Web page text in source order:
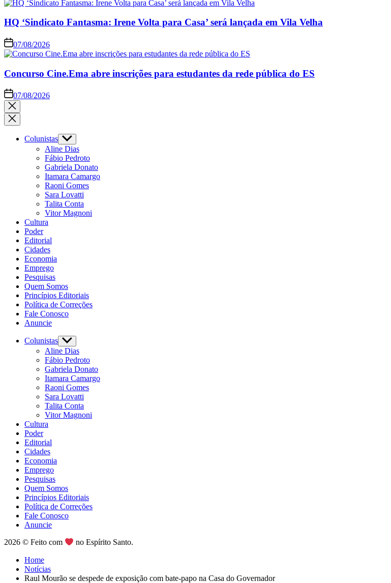
HQ ‘Sindicato Fantasma: Irene Volta para Casa’ será lançada em Vila Velha
07/08/2026
Concurso Cine.Ema abre inscrições para estudantes da rede pública do ES
07/08/2026
Colunistas
Aline Dias
Fábio Pedroto
Gabriela Donato
Itamara Camargo
Raoni Gomes
Sara Lovatti
Talita Conta
Vitor Magnoni
Cultura
Poder
Editorial
Cidades
Economia
Emprego
Pesquisas
Quem Somos
Princípios Editoriais
Política de Correções
Fale Conosco
Anuncie
Colunistas
Aline Dias
Fábio Pedroto
Gabriela Donato
Itamara Camargo
Raoni Gomes
Sara Lovatti
Talita Conta
Vitor Magnoni
Cultura
Poder
Editorial
Cidades
Economia
Emprego
Pesquisas
Quem Somos
Princípios Editoriais
Política de Correções
Fale Conosco
Anuncie
2026 © Feito com
no Espírito Santo.
Home
Notícias
Raul Mourão se despede de exposição com bate-papo na Casa do Governador